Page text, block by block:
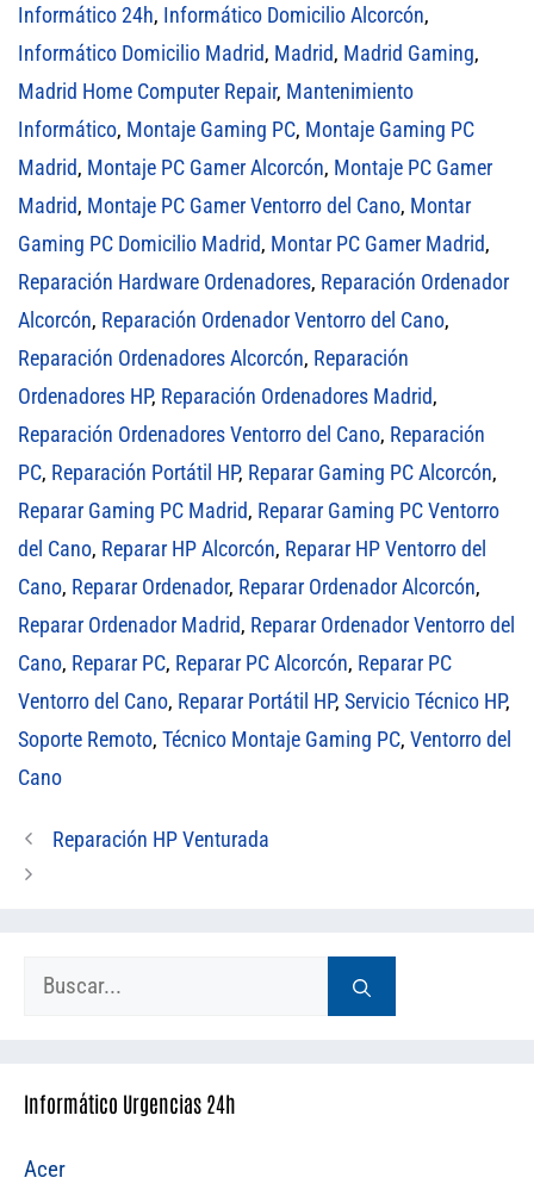
Informático 24h, Informático Domicilio Alcorcón,
Informático Domicilio Madrid, Madrid, Madrid Gaming,
Madrid Home Computer Repair, Mantenimiento
Informático, Montaje Gaming PC, Montaje Gaming PC
Madrid, Montaje PC Gamer Alcorcón, Montaje PC Gamer
Madrid, Montaje PC Gamer Ventorro del Cano, Montar
Gaming PC Domicilio Madrid, Montar PC Gamer Madrid,
Reparación Hardware Ordenadores, Reparación Ordenador
Alcorcón, Reparación Ordenador Ventorro del Cano,
Reparación Ordenadores Alcorcón, Reparación
Ordenadores HP, Reparación Ordenadores Madrid,
Reparación Ordenadores Ventorro del Cano, Reparación
PC, Reparación Portátil HP, Reparar Gaming PC Alcorcón,
Reparar Gaming PC Madrid, Reparar Gaming PC Ventorro
del Cano, Reparar HP Alcorcón, Reparar HP Ventorro del
Cano, Reparar Ordenador, Reparar Ordenador Alcorcón,
Reparar Ordenador Madrid, Reparar Ordenador Ventorro del
Cano, Reparar PC, Reparar PC Alcorcón, Reparar PC
Ventorro del Cano, Reparar Portátil HP, Servicio Técnico HP,
Soporte Remoto, Técnico Montaje Gaming PC, Ventorro del
Cano
Reparación HP Venturada
Informático Urgencias 24h
Acer